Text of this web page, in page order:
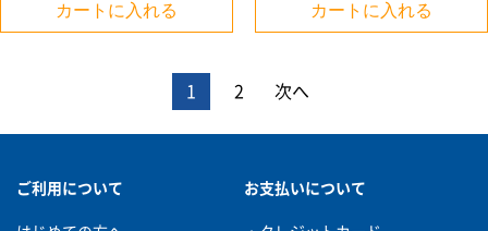
カートに入れる カートに入れる
1 2 次へ
ご利用について お支払いについて